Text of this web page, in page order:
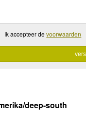
Ik accepteer devoorwaarden
deep-south